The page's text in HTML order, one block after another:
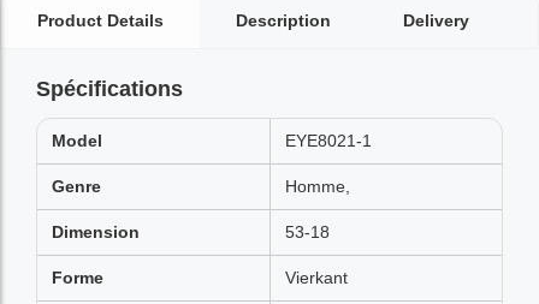
Product Details Description Delivery
Spécifications
Model EYE8021-1
Genre Homme,
Dimension 53-18
Forme Vierkant